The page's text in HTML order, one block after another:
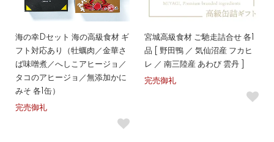
海の幸Dセット 海の高級食材 ギ
フト対応あり（牡蠣肉／金華さ
ば味噌煮／へしこアヒージョ／
タコのアヒージョ／無添加かに
みそ 各1缶）
完売御礼
宮城高級食材 ご馳走詰合せ 各1
品 [ 野田鴨 ／ 気仙沼産 フカヒ
レ ／ 南三陸産 あわび 雲丹 ]
完売御礼